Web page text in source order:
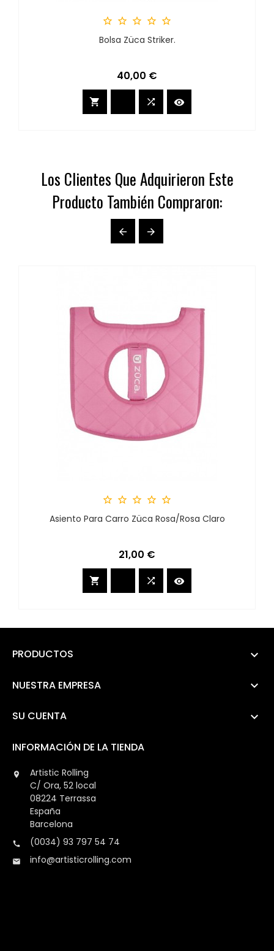
    
Bolsa Züca Striker.
Precio
40,00 €
  
Los Clientes Que Adquirieron Este
Producto También Compraron:
 
    
Asiento Para Carro Züca Rosa/Rosa Claro
Precio
21,00 €
  
PRODUCTOS 
NUESTRA EMPRESA 
SU CUENTA 
INFORMACIÓN DE LA TIENDA

Artistic Rolling
C/ Ora, 52 local
08224 Terrassa
España
Barcelona
 (0034) 93 797 54 74
 info@artisticrolling.com